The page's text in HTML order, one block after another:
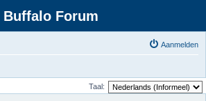
Buffalo Forum
Aanmelden
Taal: